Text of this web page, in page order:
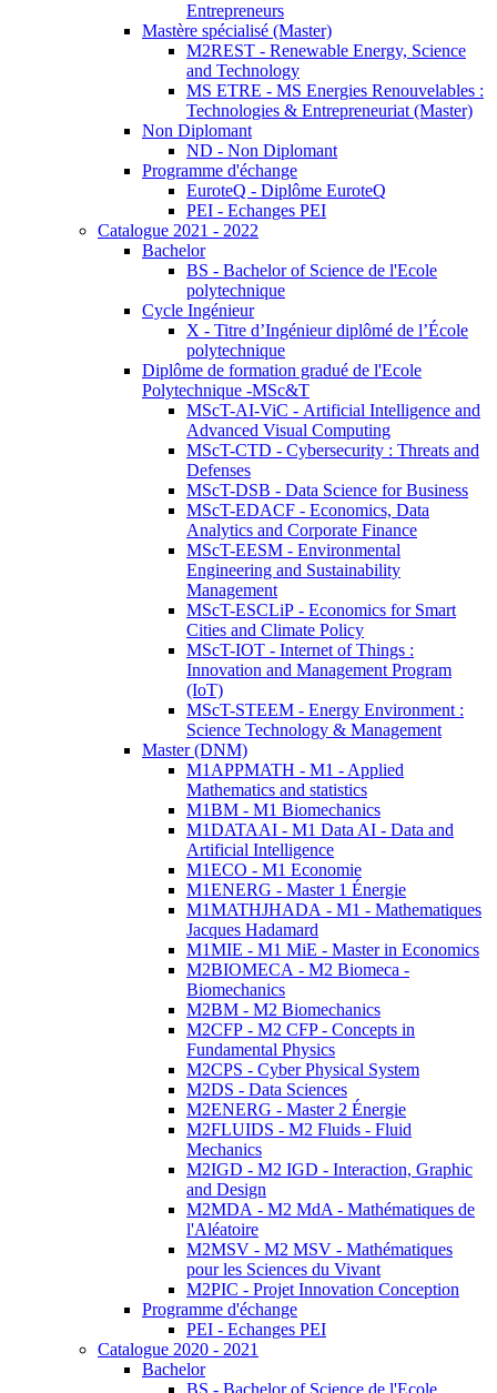
Entrepreneurs
Mastère spécialisé (Master)
M2REST - Renewable Energy, Science
and Technology
MS ETRE - MS Energies Renouvelables :
Technologies & Entrepreneuriat (Master)
Non Diplomant
ND - Non Diplomant
Programme d'échange
EuroteQ - Diplôme EuroteQ
PEI - Echanges PEI
Catalogue 2021 - 2022
Bachelor
BS - Bachelor of Science de l'Ecole
polytechnique
Cycle Ingénieur
X - Titre d’Ingénieur diplômé de l’École
polytechnique
Diplôme de formation gradué de l'Ecole
Polytechnique -MSc&T
MScT-AI-ViC - Artificial Intelligence and
Advanced Visual Computing
MScT-CTD - Cybersecurity : Threats and
Defenses
MScT-DSB - Data Science for Business
MScT-EDACF - Economics, Data
Analytics and Corporate Finance
MScT-EESM - Environmental
Engineering and Sustainability
Management
MScT-ESCLiP - Economics for Smart
Cities and Climate Policy
MScT-IOT - Internet of Things :
Innovation and Management Program
(IoT)
MScT-STEEM - Energy Environment :
Science Technology & Management
Master (DNM)
M1APPMATH - M1 - Applied
Mathematics and statistics
M1BM - M1 Biomechanics
M1DATAAI - M1 Data AI - Data and
Artificial Intelligence
M1ECO - M1 Economie
M1ENERG - Master 1 Énergie
M1MATHJHADA - M1 - Mathematiques
Jacques Hadamard
M1MIE - M1 MiE - Master in Economics
M2BIOMECA - M2 Biomeca -
Biomechanics
M2BM - M2 Biomechanics
M2CFP - M2 CFP - Concepts in
Fundamental Physics
M2CPS - Cyber Physical System
M2DS - Data Sciences
M2ENERG - Master 2 Énergie
M2FLUIDS - M2 Fluids - Fluid
Mechanics
M2IGD - M2 IGD - Interaction, Graphic
and Design
M2MDA - M2 MdA - Mathématiques de
l'Aléatoire
M2MSV - M2 MSV - Mathématiques
pour les Sciences du Vivant
M2PIC - Projet Innovation Conception
Programme d'échange
PEI - Echanges PEI
Catalogue 2020 - 2021
Bachelor
BS - Bachelor of Science de l'Ecole